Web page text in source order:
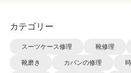
カテゴリー
スーツケース修理 靴修理
靴磨き カバンの修理